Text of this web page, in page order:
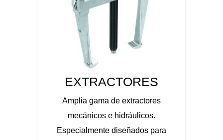
EXTRACTORES
Amplia gama de extractores
mecánicos e hidráulicos.
Especialmente diseñados para